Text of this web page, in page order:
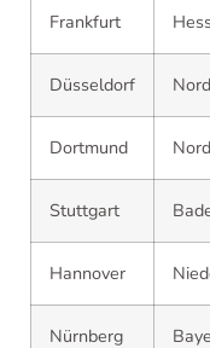
Frankfurt
Düsseldorf
Dortmund
Stuttgart
Hannover
Nürnberg